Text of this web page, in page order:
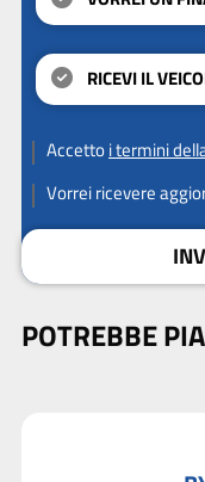
RICEVI IL
Accettoi termini
Vorrei ricevere
POTREBBE